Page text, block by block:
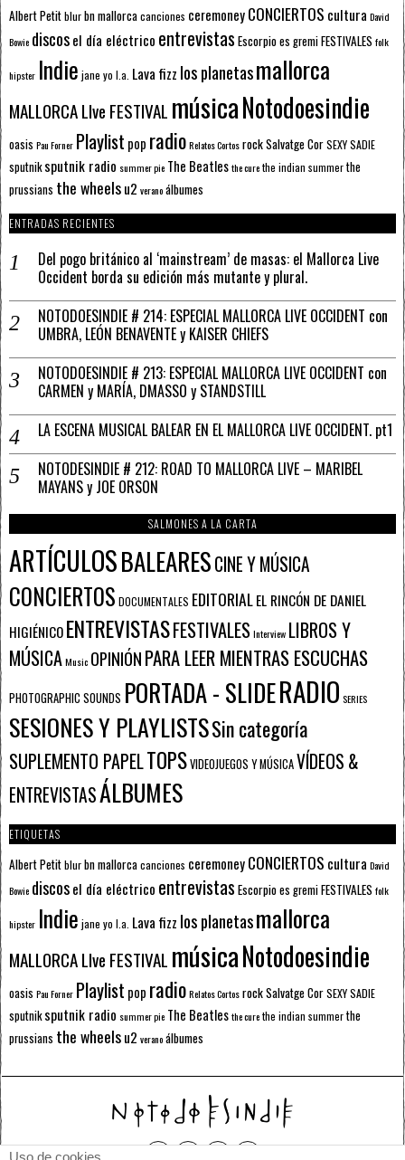
Albert Petitblurbn mallorcacanciones ceremoneyCONCIERTOS cultura David
Bowie discosel día eléctrico entrevistas Escorpioes gremiFESTIVALES folk
hipster Indie jane yo l.a. Lava fizz los planetasmallorca
MALLORCA LIve FESTIVAL músicaNotodoesindie
oasis Pau Forner Playlist pop radioRelatos CortosrockSalvatge CorSEXY SADIE
sputnik sputnik radio summer pie The Beatlesthe curethe indian summerthe
prussians the wheelsu2 veranoálbumes
ENTRADAS RECIENTES
Del pogo británico al ‘mainstream’ de masas: el Mallorca Live
Occident borda su edición más mutante y plural.
NOTODOESINDIE # 214: ESPECIAL MALLORCA LIVE OCCIDENT con
UMBRA, LEÓN BENAVENTE y KAISER CHIEFS
NOTODOESINDIE # 213: ESPECIAL MALLORCA LIVE OCCIDENT con
CARMEN y MARÍA, DMASSO y STANDSTILL
LA ESCENA MUSICAL BALEAR EN EL MALLORCA LIVE OCCIDENT. pt1
NOTODESINDIE # 212: ROAD TO MALLORCA LIVE – MARIBEL
MAYANS y JOE ORSON
SALMONES A LA CARTA
ARTÍCULOSBALEARESCINE Y MÚSICA
CONCIERTOS DOCUMENTALES EDITORIALEL RINCÓN DE DANIEL
HIGIÉNICOENTREVISTASFESTIVALESInterview LIBROS Y
MÚSICAMusic OPINIÓNPARA LEER MIENTRAS ESCUCHAS
PHOTOGRAPHIC SOUNDS PORTADA - SLIDERADIO SERIES
SESIONES Y PLAYLISTSSin categoría
SUPLEMENTO PAPELTOPSVIDEOJUEGOS Y MÚSICAVÍDEOS &
ENTREVISTASÁLBUMES
ETIQUETAS
Albert Petitblurbn mallorcacanciones ceremoneyCONCIERTOS cultura David
Bowie discosel día eléctrico entrevistas Escorpioes gremiFESTIVALES folk
hipster Indie jane yo l.a. Lava fizz los planetasmallorca
MALLORCA LIve FESTIVAL músicaNotodoesindie
oasis Pau Forner Playlist pop radioRelatos CortosrockSalvatge CorSEXY SADIE
sputnik sputnik radio summer pie The Beatlesthe curethe indian summerthe
prussians the wheelsu2 veranoálbumes
Uso de cookies